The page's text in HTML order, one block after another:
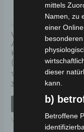
Kostenloser Versand
VSX VORDERES
KUNSTSTOFF
(WINDSCHUTZ)
Bewertet
0
39,00
IN DEN
VSX
mittels
Namen, zu
einer
dieser
kann.
b)
Betroffene